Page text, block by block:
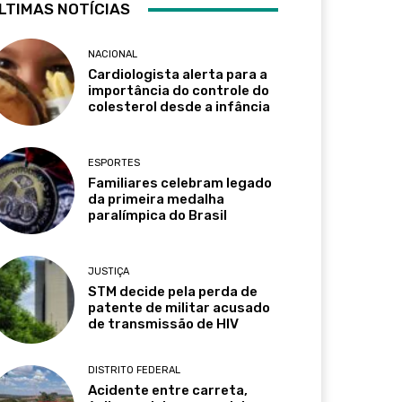
NOTÍCIAS
NACIONAL
Cardiologista alerta para a
importância do controle do
colesterol desde a infância
ESPORTES
Familiares celebram legado
da primeira medalha
paralímpica do Brasil
JUSTIÇA
STM decide pela perda de
patente de militar acusado
de transmissão de HIV
DISTRITO FEDERAL
Acidente entre carreta,